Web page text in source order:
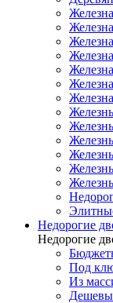
Недорогие
Недорогие
Под
Из